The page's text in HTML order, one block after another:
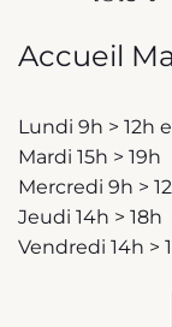
Accueil
Lundi 9h > 12h
Mardi 15h > 19h
Mercredi 9h >
Jeudi 14h > 18h
Vendredi 14h >